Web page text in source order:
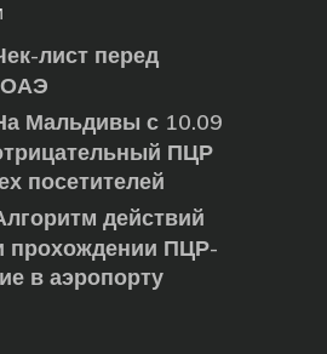
лист перед
ОАЭ
Мальдивы с 10.09
ПЦР
посетителей
действий
прохождении ПЦР-
в аэропорту